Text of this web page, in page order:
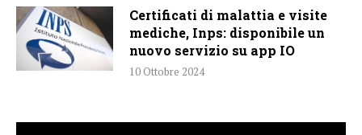
Certificati di malattia e visite
mediche, Inps: disponibile un
nuovo servizio su app IO
10 Ottobre 2024